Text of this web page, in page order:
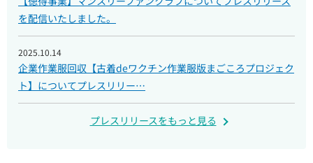
を配信いたしました。
2025.10.14
企業作業服回収【古着deワクチン作業服版まごころプロジェク
ト】についてプレスリリー…
プレスリリースをもっと見る